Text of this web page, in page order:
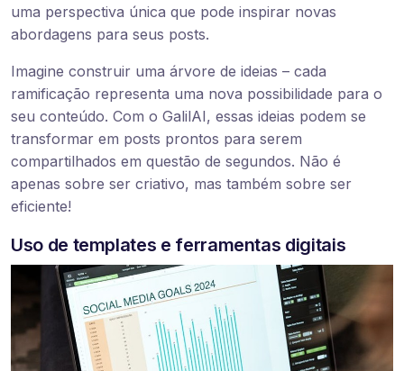
uma perspectiva única que pode inspirar novas
abordagens para seus posts.
Imagine construir uma árvore de ideias – cada
ramificação representa uma nova possibilidade para o
seu conteúdo. Com o GalilAI, essas ideias podem se
transformar em posts prontos para serem
compartilhados em questão de segundos. Não é
apenas sobre ser criativo, mas também sobre ser
eficiente!
Uso de templates e ferramentas digitais